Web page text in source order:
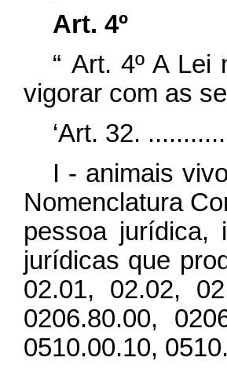
Art. 4º
“ Art. 4º A Lei
vigorar com as
‘Art. 32.
I - animais
Nomenclatura
pessoa jurídica,
jurídicas que
02.01, 02.02,
0206.80.00,
0510.00.10,